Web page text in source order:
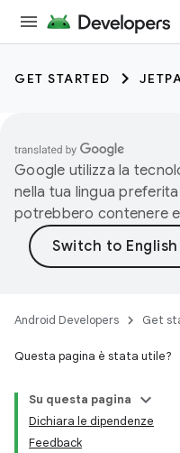
GET STARTED
Google utilizza la
nella tua lingua
potrebbero contenere
Android Developers Get
Questa pagina è stata utile?
Su questa pagina
Dichiara le dipendenze
Feedback